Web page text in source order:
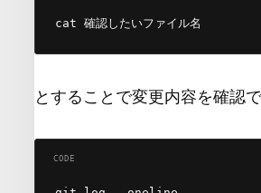
とすることで変更内容を確認